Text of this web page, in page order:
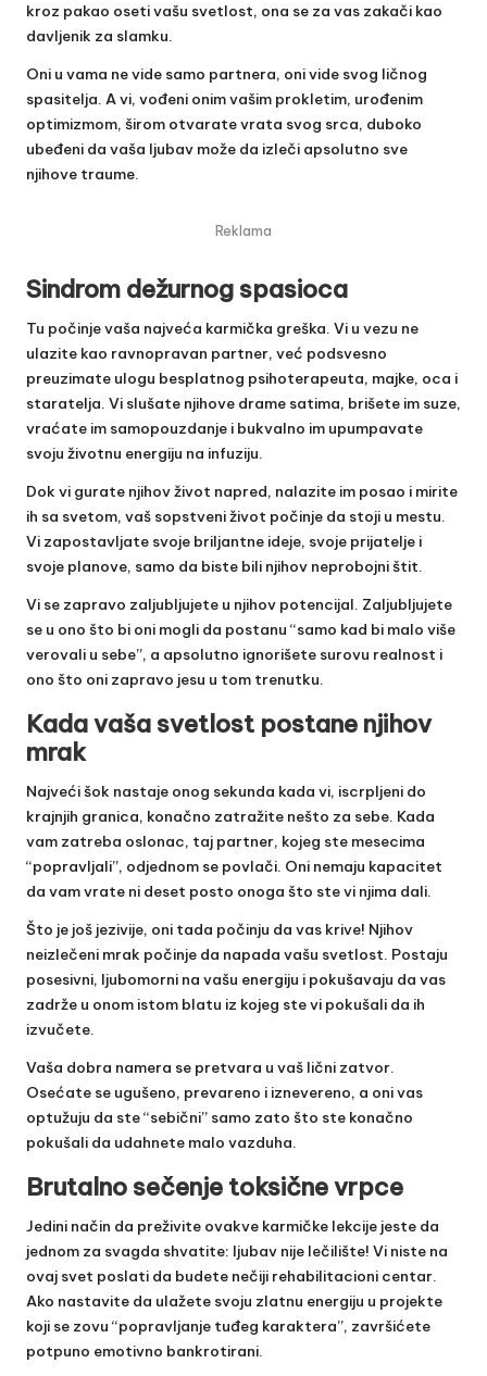
kroz pakao oseti vašu svetlost, ona se za vas zakači kao
davljenik za slamku.
Oni u vama ne vide samo partnera, oni vide svog ličnog
spasitelja. A vi, vođeni onim vašim prokletim, urođenim
optimizmom, širom otvarate vrata svog srca, duboko
ubeđeni da vaša ljubav može da izleči apsolutno sve
njihove traume.
Reklama
Sindrom dežurnog spasioca
Tu počinje vaša najveća karmička greška. Vi u vezu ne
ulazite kao ravnopravan partner, već podsvesno
preuzimate ulogu besplatnog psihoterapeuta, majke, oca i
staratelja. Vi slušate njihove drame satima, brišete im suze,
vraćate im samopouzdanje i bukvalno im upumpavate
svoju životnu energiju na infuziju.
Dok vi gurate njihov život napred, nalazite im posao i mirite
ih sa svetom, vaš sopstveni život počinje da stoji u mestu.
Vi zapostavljate svoje briljantne ideje, svoje prijatelje i
svoje planove, samo da biste bili njihov neprobojni štit.
Vi se zapravo zaljubljujete u njihov potencijal. Zaljubljujete
se u ono što bi oni mogli da postanu “samo kad bi malo više
verovali u sebe”, a apsolutno ignorišete surovu realnost i
ono što oni zapravo jesu u tom trenutku.
Kada vaša svetlost postane njihov
mrak
Najveći šok nastaje onog sekunda kada vi, iscrpljeni do
krajnjih granica, konačno zatražite nešto za sebe. Kada
vam zatreba oslonac, taj partner, kojeg ste mesecima
“popravljali”, odjednom se povlači. Oni nemaju kapacitet
da vam vrate ni deset posto onoga što ste vi njima dali.
Što je još jezivije, oni tada počinju da vas krive! Njihov
neizlečeni mrak počinje da napada vašu svetlost. Postaju
posesivni, ljubomorni na vašu energiju i pokušavaju da vas
zadrže u onom istom blatu iz kojeg ste vi pokušali da ih
izvučete.
Vaša dobra namera se pretvara u vaš lični zatvor.
Osećate se ugušeno, prevareno i iznevereno, a oni vas
optužuju da ste “sebični” samo zato što ste konačno
pokušali da udahnete malo vazduha.
Brutalno sečenje toksične vrpce
Jedini način da preživite ovakve karmičke lekcije jeste da
jednom za svagda shvatite: ljubav nije lečilište! Vi niste na
ovaj svet poslati da budete nečiji rehabilitacioni centar.
Ako nastavite da ulažete svoju zlatnu energiju u projekte
koji se zovu “popravljanje tuđeg karaktera”, završićete
potpuno emotivno bankrotirani.